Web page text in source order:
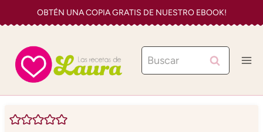
al
contenido
OBTÉN UNA COPIA GRATIS DE NUESTRO EBOOK!
Buscar: